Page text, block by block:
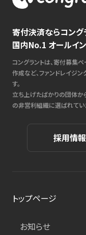
寄付決済ならコング
国内No.1 オールイ
コングラントは、寄付募集
作成など、ファンドレイジ
す。
立ち上げたばかりの団体
の非営利組織に選ばれてい
採用情報
トップページ
お知らせ